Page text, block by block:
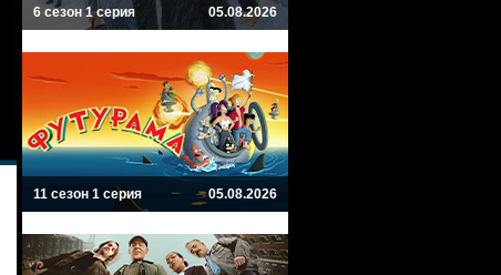
6 сезон 1 серия 05.08.2026
11 сезон 1 серия 05.08.2026